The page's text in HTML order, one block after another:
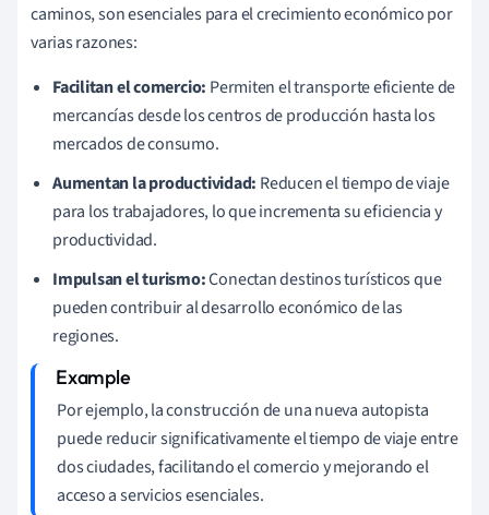
caminos, son esenciales para el crecimiento económico por
varias razones:
Facilitan el comercio: Permiten el transporte eficiente de
mercancías desde los centros de producción hasta los
mercados de consumo.
Aumentan la productividad: Reducen el tiempo de viaje
para los trabajadores, lo que incrementa su eficiencia y
productividad.
Impulsan el turismo:Conectan destinos turísticos que
pueden contribuir al desarrollo económico de las
regiones.
Por ejemplo, la construcción de una nueva autopista
puede reducir significativamente el tiempo de viaje entre
dos ciudades, facilitando el comercio y mejorando el
acceso a servicios esenciales.